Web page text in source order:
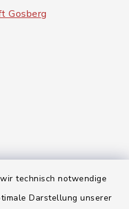
technisch notwendige
Darstellung unserer
Gosberg